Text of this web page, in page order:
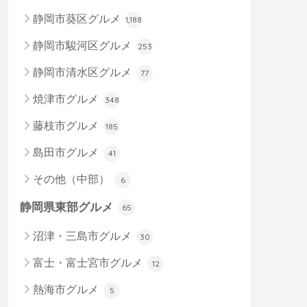
静岡市葵区グルメ 1,188
静岡市駿河区グルメ 253
静岡市清水区グルメ 77
焼津市グルメ 348
藤枝市グルメ 185
島田市グルメ 41
その他（中部） 6
静岡県東部グルメ 65
沼津・三島市グルメ 30
富士・富士宮市グルメ 12
熱海市グルメ 5